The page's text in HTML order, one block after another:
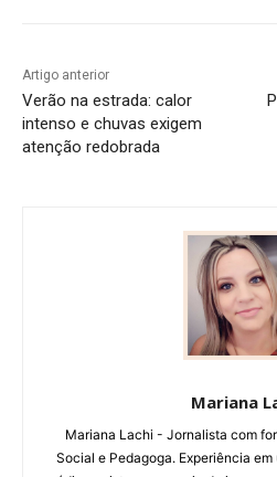
Artigo anterior
Verão na estrada: calor
intenso e chuvas exigem
atenção redobrada
Mariana
Mariana Lachi - Jornalista com
Social e Pedagoga. Experiência